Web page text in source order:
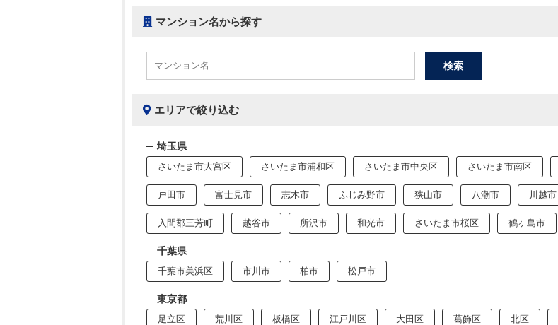
マンション名から探す
エリアで絞り込む
埼玉県
さいたま市大宮区 さいたま市浦和区 さいたま市中央区 さいたま市南区
戸田市 富士見市 志木市 ふじみ野市 狭山市 八潮市 川越市
入間郡三芳町 越谷市 所沢市 和光市 さいたま市桜区 鶴ヶ島市
千葉県
千葉市美浜区 市川市 柏市 松戸市
東京都
足立区 荒川区 板橋区 江戸川区 大田区 葛飾区 北区